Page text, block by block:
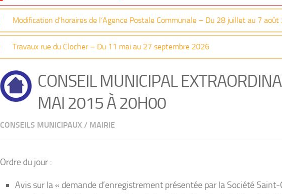
Modification d’horaires de l’Agence Postale Communale – Du 28 juillet au 7
Travaux rue du Clocher – Du 11 mai au 27 septembre 2026
CONSEIL MUNICIPAL
MAI 2015 À 20H00
CONSEILS MUNICIPAUX / MAIRIE
Ordre du jour :
Avis sur la « demande d’enregistrement présentée par la Société